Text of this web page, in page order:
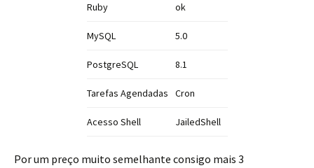
Ruby ok
MySQL 5.0
PostgreSQL 8.1
Tarefas Agendadas Cron
Acesso Shell JailedShell
Por um preço muito semelhante consigo mais 3